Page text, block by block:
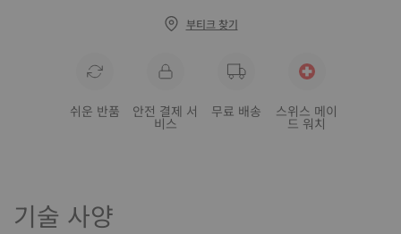
부티크 찾기
쉬운 반품 안전 결제 서
비스
무료 배송 스위스 메이
드 워치
기술 사양